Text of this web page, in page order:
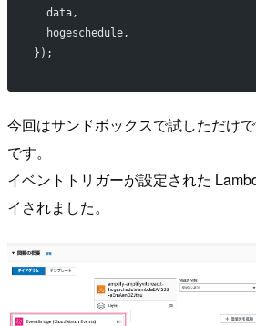
  data,
  hogeschedule,
});
今回はサンドボックスで試しただけ
です。
イベントトリガーが設定された
イされました。